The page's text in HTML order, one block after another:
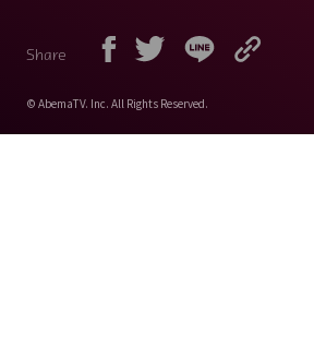
Share
© AbemaTV. Inc. All Rights Reserved.